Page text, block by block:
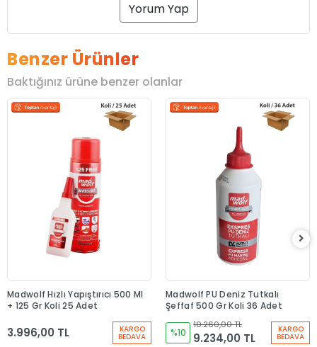
Yorum Yap
Benzer Ürünler
Baktığınız ürüne benzer olanlar
Madwolf Hızlı Yapıştırıcı 500 Ml
+ 125 Gr Koli 25 Adet
3.996,00 TL KARGO
BEDAVA
Madwolf PU Deniz Tutkalı
Şeffaf 500 Gr Koli 36 Adet
%10
10.260,00 TL
9.234,00 TL
KARGO
BEDAVA